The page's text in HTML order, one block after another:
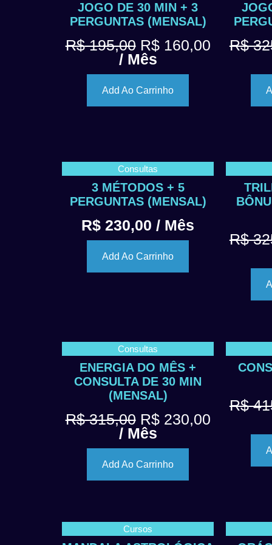
JOGO DE 30 MIN + 3
PERGUNTAS (MENSAL)
R$195,00 R$160,00
/ Mês
Add Ao Carrinho
R$
Consultas
3 MÉTODOS + 5
PERGUNTAS (MENSAL)
R$ 230,00 / Mês
Add Ao Carrinho
R$
Consultas
ENERGIA DO MÊS +
CONSULTA DE 30 MIN
(MENSAL)
R$315,00 R$230,00
/ Mês
Add Ao Carrinho
R$
Cursos